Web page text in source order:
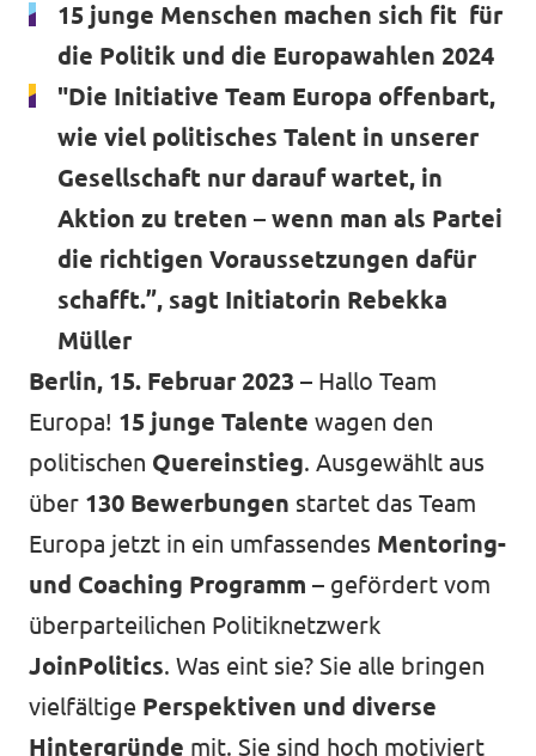
Datenschutz
Transparenz
15 junge Menschen machen sich fit für
die Politik und die Europawahlen 2024
"Die Initiative Team Europa offenbart,
wie viel politisches Talent in unserer
Gesellschaft nur darauf wartet, in
Aktion zu treten – wenn man als Partei
die richtigen Voraussetzungen dafür
schafft.”, sagt Initiatorin Rebekka
Müller
Berlin, 15. Februar 2023 – Hallo Team
Europa! 15 junge Talente wagen den
politischen Quereinstieg. Ausgewählt aus
über 130 Bewerbungen startet das Team
Europa jetzt in ein umfassendes Mentoring-
und Coaching Programm – gefördert vom
überparteilichen Politiknetzwerk
JoinPolitics. Was eint sie? Sie alle bringen
vielfältige Perspektiven und diverse
Hintergründe mit. Sie sind hoch motiviert